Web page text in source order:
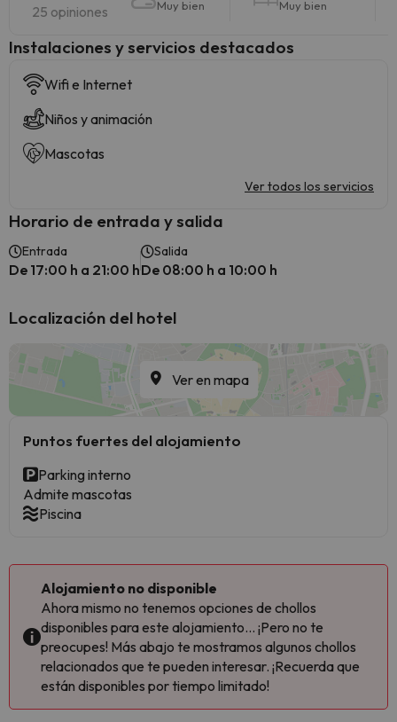
25 opiniones Muy bien Muy bien
Instalaciones y servicios destacados
Wifi e Internet
Niños y animación
Mascotas
Ver todos los servicios
Horario de entrada y salida
Entrada
De 17:00 h a 21:00 h
Salida
De 08:00 h a 10:00 h
Localización del hotel
Ver en mapa
Puntos fuertes del alojamiento
Parking interno
Admite mascotas
Piscina
Alojamiento no disponible
Ahora mismo no tenemos opciones de chollos
disponibles para este alojamiento... ¡Pero no te
preocupes! Más abajo te mostramos algunos chollos
relacionados que te pueden interesar. ¡Recuerda que
están disponibles por tiempo limitado!